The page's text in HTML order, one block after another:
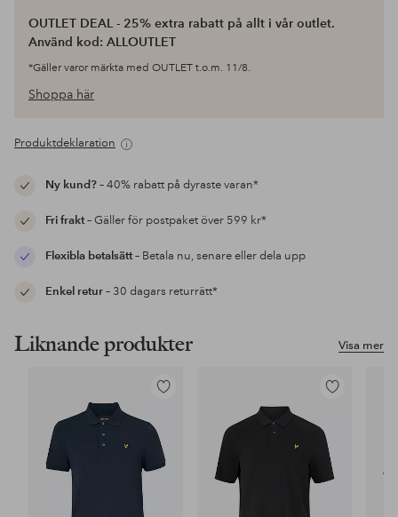
OUTLET DEAL - 25% extra rabatt på allt i vår outlet.
Använd kod: ALLOUTLET
*Gäller varor märkta med OUTLET t.o.m. 11/8.
Shoppa här
Produktdeklaration
Ny kund?– 40% rabatt på dyraste varan*
Fri frakt– Gäller för postpaket över 599 kr*
Flexibla betalsätt– Betala nu, senare eller dela upp
Enkel retur– 30 dagars returrätt*
Visa mer
Liknande produkter
Lägg
i
favoriter
Lägg
i
favoriter